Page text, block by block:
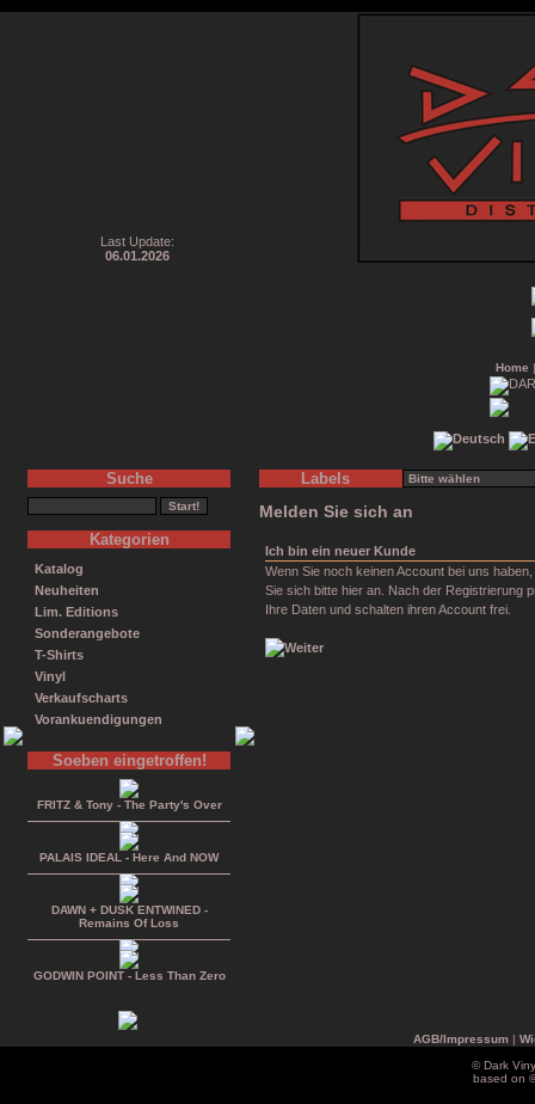
Last Update:
06.01.2026
Home
Suche
Kategorien
Katalog
Neuheiten
Lim. Editions
Sonderangebote
T-Shirts
Vinyl
Verkaufscharts
Vorankuendigungen
Soeben eingetroffen!
FRITZ & Tony - The Party's Over
PALAIS IDEAL - Here And NOW
DAWN + DUSK ENTWINED -
Remains Of Loss
GODWIN POINT - Less Than Zero
Labels
Melden Sie sich an
Ich bin ein neuer Kunde
Wenn Sie noch keinen Account bei uns haben,
Sie sich bitte hier an. Nach der Registrierung
Ihre Daten und schalten ihren Account frei.
AGB/Impressum|
© Dark
based on